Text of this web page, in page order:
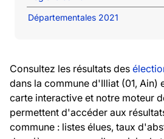
Départementales 2021
Consultez les résultats des
dans la commune d'Illiat (01, Ain)
carte interactive et notre moteur
permettent d'accéder aux
commune : listes élues, taux